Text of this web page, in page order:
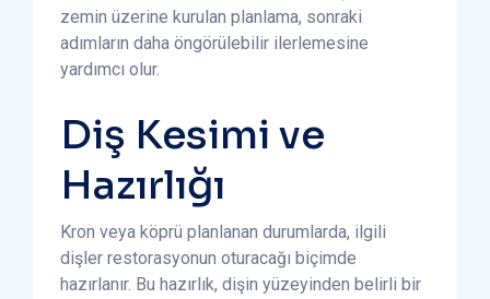
zemin üzerine kurulan planlama, sonraki
adımların daha öngörülebilir ilerlemesine
yardımcı olur.
Diş Kesimi ve
Hazırlığı
Kron veya köprü planlanan durumlarda, ilgili
dişler restorasyonun oturacağı biçimde
hazırlanır. Bu hazırlık, dişin yüzeyinden belirli bir